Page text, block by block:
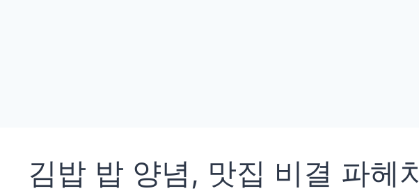
김밥 밥 양념, 맛집 비결 파헤